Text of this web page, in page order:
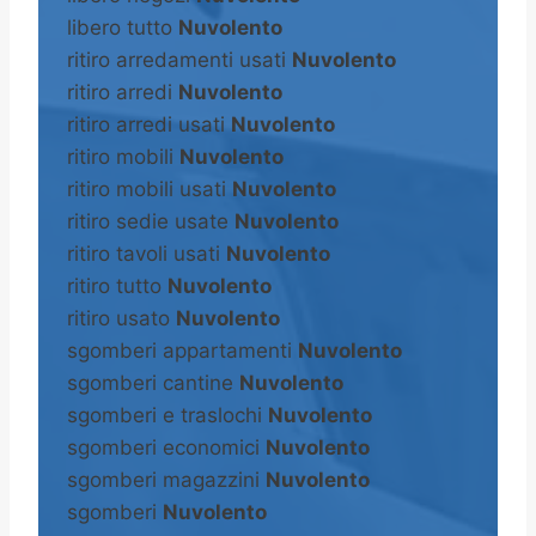
libero tutto Nuvolento
ritiro arredamenti usati Nuvolento
ritiro arredi Nuvolento
ritiro arredi usati Nuvolento
ritiro mobili Nuvolento
ritiro mobili usati Nuvolento
ritiro sedie usate Nuvolento
ritiro tavoli usati Nuvolento
ritiro tutto Nuvolento
ritiro usato Nuvolento
sgomberi appartamenti Nuvolento
sgomberi cantine Nuvolento
sgomberi e traslochi Nuvolento
sgomberi economici Nuvolento
sgomberi magazzini Nuvolento
sgomberi Nuvolento